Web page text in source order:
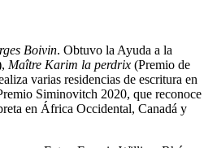
Boivin. Obtuvo la Ayuda a la
Maître Karim la perdrix (Premio de
varias residencias de escritura en
Siminovitch 2020, que reconoce
en África Occidental, Canadá y